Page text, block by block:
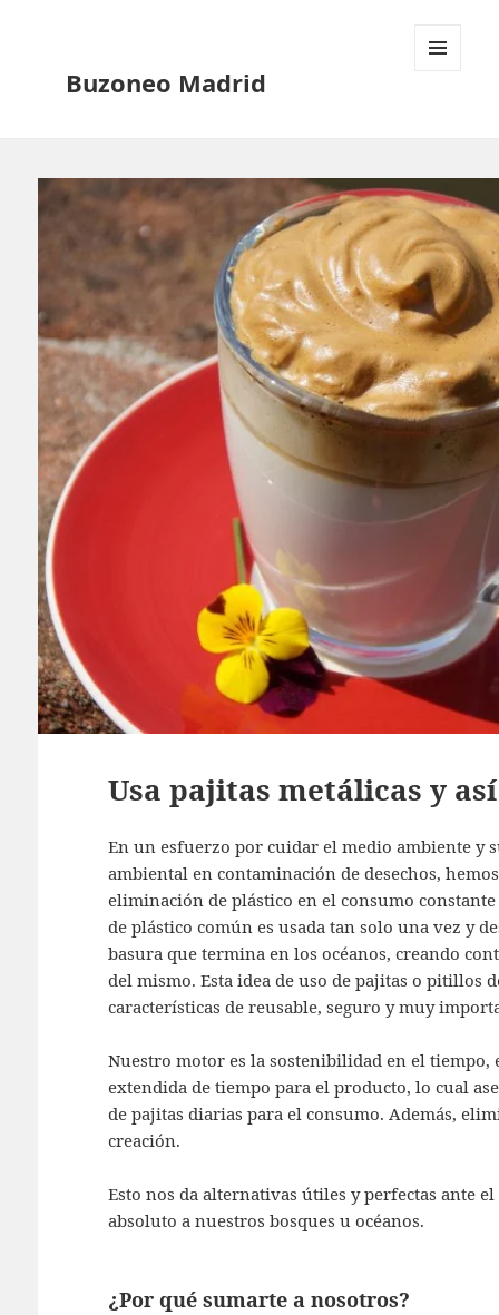
Buzoneo Madrid
Y
WIDGETS
Usa pajitas metálicas y
En un esfuerzo por cuidar el medio ambiente y
ambiental en contaminación de desechos,
eliminación de plástico en el consumo
de plástico común es usada tan solo una vez y
basura que termina en los océanos, creando
del mismo. Esta idea de uso de pajitas o pitillos
características de reusable, seguro y muy
Nuestro motor es la sostenibilidad en el tiempo,
extendida de tiempo para el producto, lo cual
de pajitas diarias para el consumo. Además,
creación.
Esto nos da alternativas útiles y perfectas ante
absoluto a nuestros bosques u océanos.
¿Por qué sumarte a nosotros?